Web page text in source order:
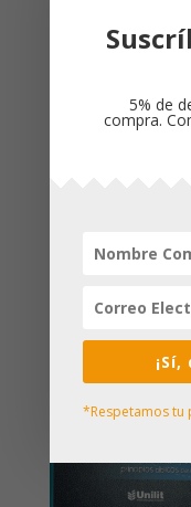
162 x 249 x 37
Idioma:
5% de
compra.
*Respetamos tu